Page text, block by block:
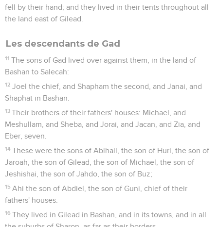
fell by their hand; and they lived in their tents throughout all
the land east of Gilead.
Les descendants de Gad
11 The sons of Gad lived over against them, in the land of
Bashan to Salecah:
12 Joel the chief, and Shapham the second, and Janai, and
Shaphat in Bashan.
13 Their brothers of their fathers' houses: Michael, and
Meshullam, and Sheba, and Jorai, and Jacan, and Zia, and
Eber, seven.
14 These were the sons of Abihail, the son of Huri, the son of
Jaroah, the son of Gilead, the son of Michael, the son of
Jeshishai, the son of Jahdo, the son of Buz;
15 Ahi the son of Abdiel, the son of Guni, chief of their
fathers' houses.
16 They lived in Gilead in Bashan, and in its towns, and in all